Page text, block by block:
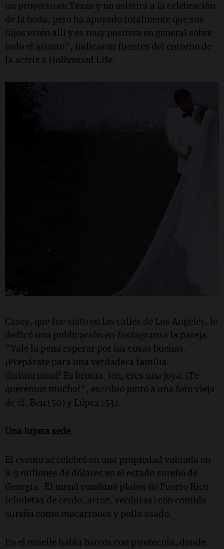
un proyecto en Texas y no asistirá a la celebración
de la boda, pero ha apoyado totalmente que sus
hijos estén allí y es muy positiva en general sobre
todo el asunto”, indicaron fuentes del entorno de
la actriz a Hollywood Life.
Casey, que fue visto en las calles de Los Angeles, le
dedicó una publicación en Instagram a la pareja.
”Vale la pena esperar por las cosas buenas.
¡Prepárate para una verdadera familia
disfuncional! Es broma. Jen, eres una joya. ¡Te
queremos mucho!”, escribió junto a una foto vieja
de él, Ben (50) y López (53).
Una lujosa sede
El evento se celebró en una propiedad valuada en
8.9 millones de dólares en el estado sureño de
Georgia. El menú combinó platos de Puerto Rico
(chuletas de cerdo, arroz, verduras) con comida
sureña como macarrones y pollo asado.
En el muelle había barcos con pirotecnia, donde